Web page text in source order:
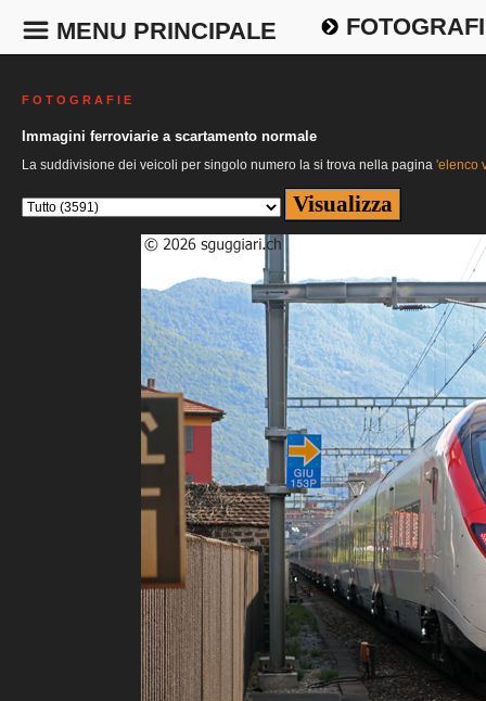
MENU PRINCIPALE
F O T O G R A F I E
Immagini ferroviarie a scartamento normale
La suddivisione dei veicoli per singolo numero la si trova nella pagina 'elenco